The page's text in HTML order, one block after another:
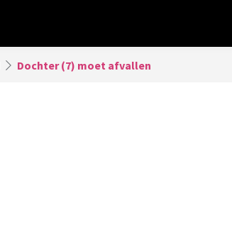
Dochter (7) moet afvallen